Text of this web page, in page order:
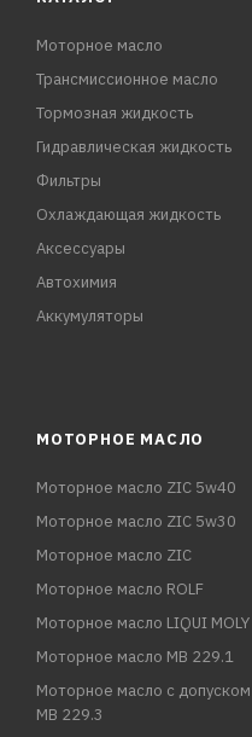
Моторное масло
Трансмиссионное масло
Тормозная жидкость
Гидравлическая жидкость
Фильтры
Охлаждающая жидкость
Аксессуары
Автохимия
Аккумуляторы
МОТОРНОЕ МАСЛО
Моторное масло ZIC 5w40
Моторное масло ZIC 5w30
Моторное масло ZIC
Моторное масло ROLF
Моторное масло LIQUI MOLY
Моторное масло MB 229.1
Моторное масло с допуском
MB 229.3